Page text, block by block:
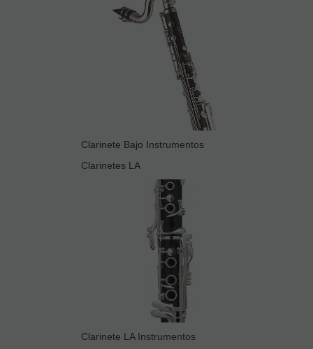
Clarinete Bajo Instrumentos
Clarinetes LA
Clarinete LA Instrumentos